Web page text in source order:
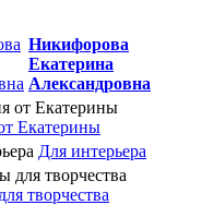
Никифорова
Екатерина
Александровна
Екатерины
Для интерьера
творчества